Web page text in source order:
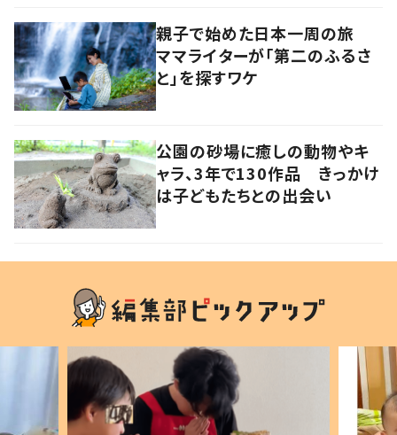
親子で始めた日本一周の旅
ママライターが「第二のふるさ
と」を探すワケ
公園の砂場に癒しの動物やキ
ャラ、3年で130作品 きっかけ
は子どもたちとの出会い